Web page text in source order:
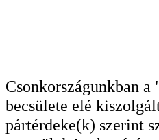
Csonkországunkban
becsülete elé
pártérdeke(k) szerint